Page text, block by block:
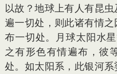
以故？地球上有人有昆
遍一切处，则此诸有情
布一切处。月球太阳水
之有形色有情遍布，彼
处。如太阳系，此银河